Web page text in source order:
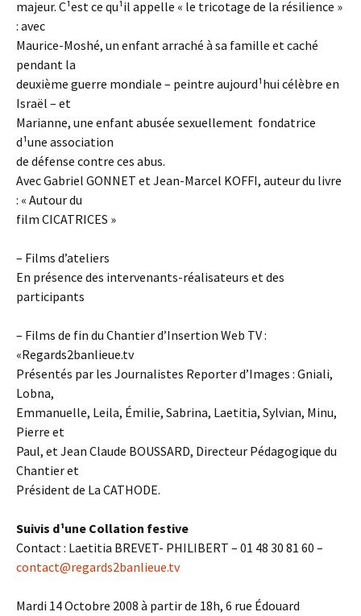
majeur. C¹est ce qu¹il appelle « le tricotage de la résilience »
: avec
Maurice-Moshé, un enfant arraché à sa famille et caché
pendant la
deuxième guerre mondiale – peintre aujourd¹hui célèbre en
Israël – et
Marianne, une enfant abusée sexuellement ­ fondatrice
d¹une association
de défense contre ces abus.
Avec Gabriel GONNET et Jean-Marcel KOFFI, auteur du livre
: « Autour du
film CICATRICES »
– Films d’ateliers
En présence des intervenants-réalisateurs et des
participants
– Films de fin du Chantier d’Insertion Web TV :
«Regards2banlieue.tv
Présentés par les Journalistes Reporter d’Images : Gniali,
Lobna,
Emmanuelle, Leila, Émilie, Sabrina, Laetitia, Sylvian, Minu,
Pierre et
Paul, et Jean Claude BOUSSARD, Directeur Pédagogique du
Chantier et
Président de La CATHODE.
Suivis d¹une Collation festive
Contact : Laetitia BREVET- PHILIBERT – 01 48 30 81 60 –
contact@regards2banlieue.tv
Mardi 14 Octobre 2008 à partir de 18h, 6 rue Édouard